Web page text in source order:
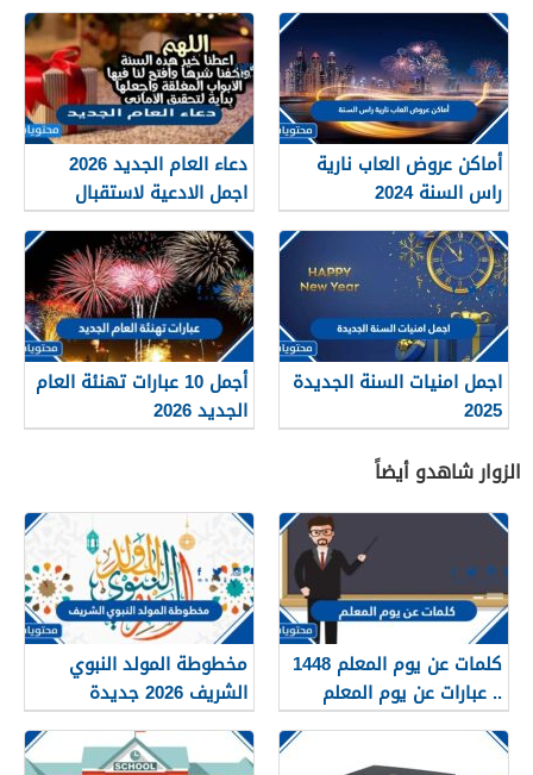
أماكن عروض العاب نارية
راس السنة 2024
دعاء العام الجديد 2026
اجمل الادعية لاستقبال
السنة الجديدة
اجمل امنيات السنة الجديدة
2025
أجمل 10 عبارات تهنئة العام
الجديد 2026
الزوار شاهدو أيضاً
كلمات عن يوم المعلم 1448
.. عبارات عن يوم المعلم
مكتوبة 1448
مخطوطة المولد النبوي
الشريف 2026 جديدة